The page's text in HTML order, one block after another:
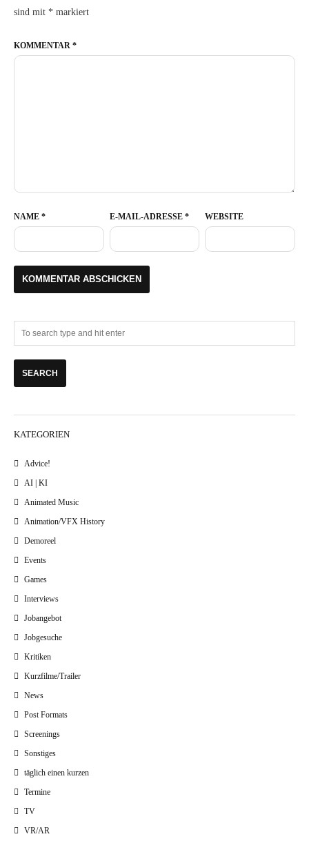
sind mit * markiert
KOMMENTAR *
NAME * E-MAIL-ADRESSE * WEBSITE
KATEGORIEN
Advice!
AI | KI
Animated Music
Animation/VFX History
Demoreel
Events
Games
Interviews
Jobangebot
Jobgesuche
Kritiken
Kurzfilme/Trailer
News
Post Formats
Screenings
Sonstiges
täglich einen kurzen
Termine
TV
VR/AR